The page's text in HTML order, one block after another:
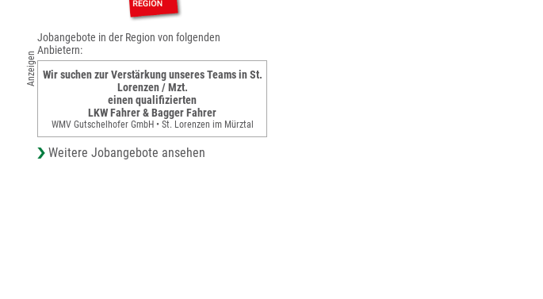
Anzeigen
Jobangebote in der Region von folgenden
Anbietern:
Wir suchen zur Verstärkung unseres Teams in St.
Lorenzen / Mzt.
einen qualifizierten
LKW Fahrer & Bagger Fahrer
WMV Gutschelhofer GmbH • St. Lorenzen im Mürztal
Weitere Jobangebote ansehen